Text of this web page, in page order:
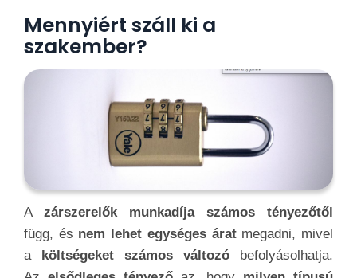
Mennyiért száll ki a
szakember?
A zárszerelők munkadíja számos tényezőtől
függ, és nem lehet egységes áratmegadni, mivel
aköltségeket számos változó
befolyásolhatja.